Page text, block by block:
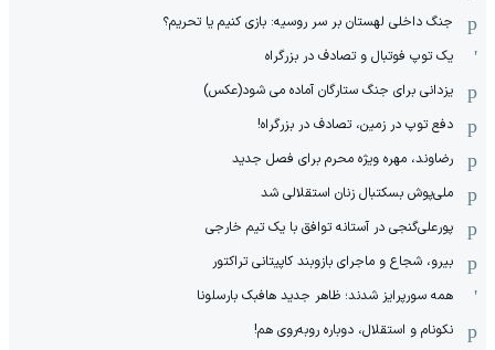
جنگ داخلی لهستان بر سر روسیه: بازی کنیم یا تحریم؟
یک توپ فوتبال و تصادف در بزرگراه
یزدانی برای جنگ ستارگان آماده می شود(عکس)
دفع توپ در زمین، تصادف در بزرگراه!
رضاوند، مهره ویژه محرم برای فصل جدید
ملی‌پوش بسکتبال زنان استقلالی شد
پورعلی‌گنجی در آستانه توافق با یک تیم خارجی
بیرو، شجاع و ماجرای بازوبند کاپیتانی تراکتور
همه سورپرایز شدند؛ ظاهر جدید هافبک بارسلونا
نکونام و استقلال، دوباره روبه‌روی هم!